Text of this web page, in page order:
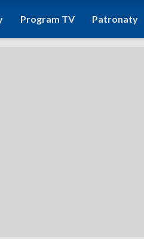
Program TV Patronaty